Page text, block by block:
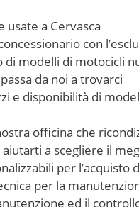
usate a Cervasca
con
modelli di motocicli
da noi a trovarci
e disponibilità di
officina che
a scegliere il
per l’acquisto
per la
ed il